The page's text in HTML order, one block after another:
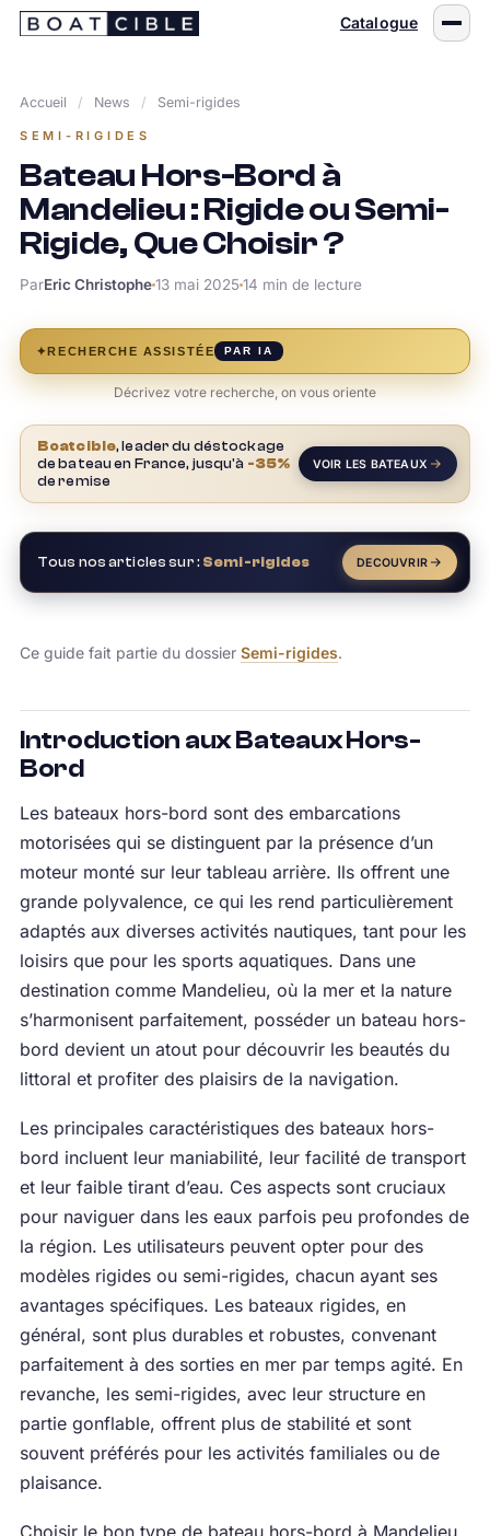
Passer
Catalogue
Accueil / News / Semi-rigides
SEMI-RIGIDES
Bateau Hors-Bord à
Mandelieu : Rigide ou Semi-
Rigide, Que Choisir ?
ParEric Christophe13 mai 2025 14 min de lecture
✦RECHERCHE ASSISTÉE PAR IA
Décrivez votre recherche, on vous oriente
Boatcible, leader du déstockage
de bateau en France, jusqu'à -35%
de remise
VOIR LES BATEAUX
Tous nos articles sur : Semi-rigides DECOUVRIR
Ce guide fait partie du dossier Semi-rigides.
Introduction aux Bateaux Hors-
Bord
Les bateaux hors-bord sont des embarcations
motorisées qui se distinguent par la présence d’un
moteur monté sur leur tableau arrière. Ils offrent une
grande polyvalence, ce qui les rend particulièrement
adaptés aux diverses activités nautiques, tant pour les
loisirs que pour les sports aquatiques. Dans une
destination comme Mandelieu, où la mer et la nature
s’harmonisent parfaitement, posséder un bateau hors-
bord devient un atout pour découvrir les beautés du
littoral et profiter des plaisirs de la navigation.
Les principales caractéristiques des bateaux hors-
bord incluent leur maniabilité, leur facilité de transport
et leur faible tirant d’eau. Ces aspects sont cruciaux
pour naviguer dans les eaux parfois peu profondes de
la région. Les utilisateurs peuvent opter pour des
modèles rigides ou semi-rigides, chacun ayant ses
avantages spécifiques. Les bateaux rigides, en
général, sont plus durables et robustes, convenant
parfaitement à des sorties en mer par temps agité. En
revanche, les semi-rigides, avec leur structure en
partie gonflable, offrent plus de stabilité et sont
souvent préférés pour les activités familiales ou de
plaisance.
Choisir le bon type de bateau hors-bord à Mandelieu